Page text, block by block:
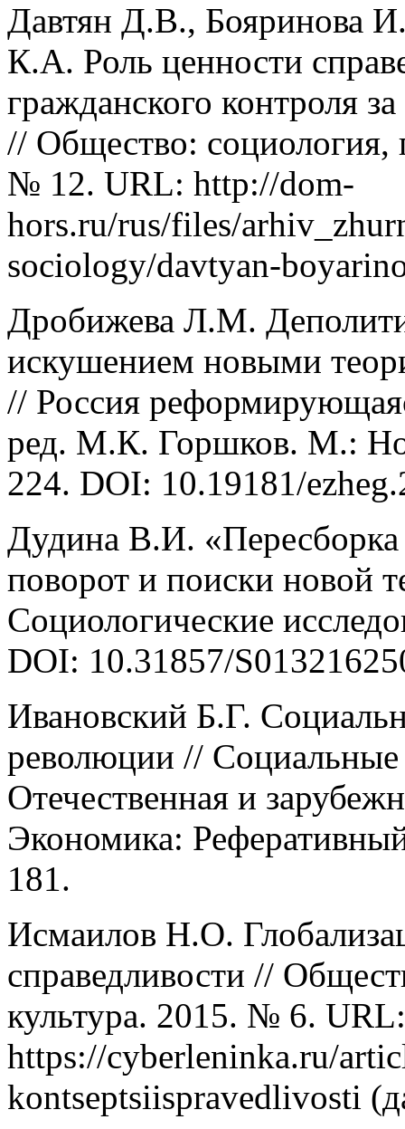
Давтян Д.В., Бояринова
К.А. Роль ценности
гражданского контроля
// Общество: социология,
№ 12. URL: http://dom-
hors.ru/rus/files/
sociology/davtyan-
Дробижева Л.М.
искушением новыми
// Россия
ред. М.К. Горшков. М.:
224. DOI: 10.19181/
Дудина В.И.
поворот и поиски новой
Социологические
DOI: 10.31857/
Ивановский Б.Г.
революции //
Отечественная и
Экономика:
181.
Исмаилов Н.О.
справедливости //
культура. 2015. № 6. URL:
https://cyberleninka.ru/
kontseptsiispravedlivosti